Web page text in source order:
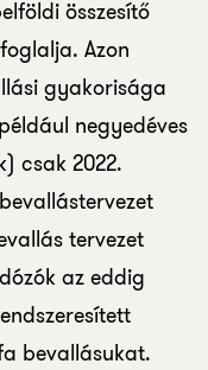
összesítő
Azon
gyakorisága
negyedéves
csak 2022.
tervezet
az eddig
bevallásukat.